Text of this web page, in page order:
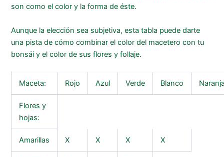
son como el color y la forma de éste.
Aunque la elección sea subjetiva, esta tabla puede darte
una pista de cómo combinar el color del macetero con tu
bonsái y el color de sus flores y follaje.
Maceta: Rojo Azul Verde Blanco
Flores y
hojas:
Amarillas X X X X